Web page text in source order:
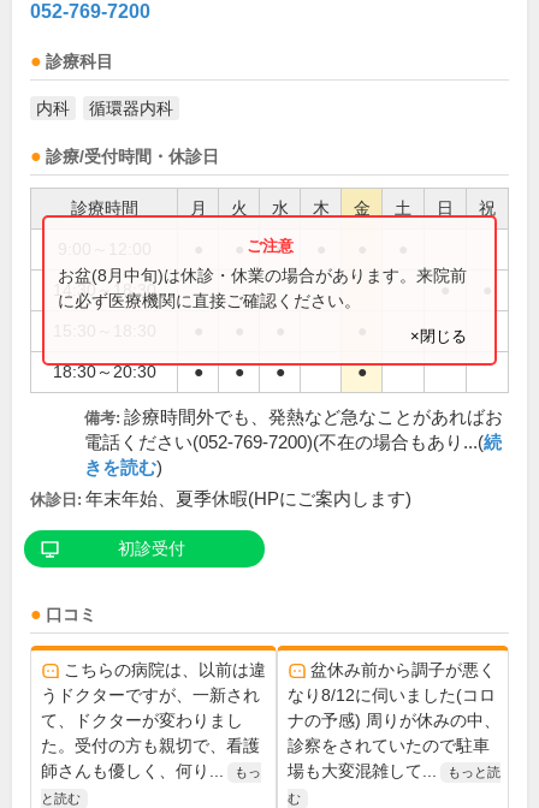
052-769-7200
診療科目
内科 循環器内科
診療/受付時間・休診日
診療時間 月 火 水 木 金 土 日 祝
●
14:30～18:30 ●
18:30～20:30 ● ● ● ●
お盆(8月中旬)は休診・休業の場合があります。来院前
に必ず医療機関に直接ご確認ください。
×閉じる
備考: 診療時間外でも、発熱など急なことがあればお
電話ください(052-769-7200)(不在の場合もあり...(続
きを読む)
休診日: 年末年始、夏季休暇(HPにご案内します)
初診受付
口コミ
こちらの病院は、以前は違
うドクターですが、一新され
て、ドクターが変わりまし
た。受付の方も親切で、看護
師さんも優しく、何り...
もっ
と読む
盆休み前から調子が悪く
なり8/12に伺いました(コロ
ナの予感) 周りが休みの中、
診察をされていたので駐車
場も大変混雑して...
もっと読
む